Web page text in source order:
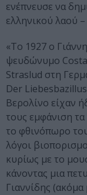
ενέπνευσε να
ελληνικού λαού
«Το 1927 ο
ψευδώνυμο
Straslud στη
Der
Βερολίνο είχαν
τους εμφάνιση
το φθινόπωρο
λόγοι
κυρίως με το
κάνοντας μια
Γιαννίδης